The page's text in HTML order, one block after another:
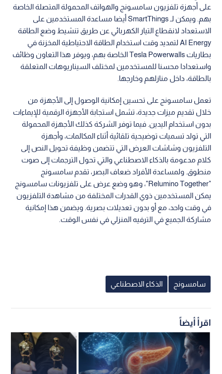
على أجهزة تلفزيون سامسونج والهواتف المحمولة المتصلة الخاصة
بهم. ويمكن لـ SmartThings أيضا مساعدة المستخدمين على
الاستعداد لانقطاع التيار الكهربائي عن طريق تنشيط وضع الطاقة
AI Energy لتمديد وقت استخدام الطاقة الاحتياطية المخزنة في
بطاريات Tesla Powerwalls الخاصة بهم، ويوفر هذا التعاون وظائف
واستعدادا محسنا للمستخدمين لمختلف السيناريوهات المتعلقة
بالطاقة، داخل منازلهم وخارجها.
تعمل سامسونج على تحسين إمكانية الوصول إلى الأجهزة من
خلال تقديم ميزات جديدة، تشمل استجابة الأجهزة الرقمية للإيماءات
بدون استخدام اليدين. فيما توفر الشركة كذلك الأجهزة المحمولة
التي تولد تسميات توضيحية تلقائية أثناء المكالمات، وأجهزة
التلفزيون وشاشات العرض التي تتضمن وظيفة تحويل النص إلى
كلام مدعومة بالذكاء الاصطناعي والتي تحول الترجمات إلى صوت
منطوق. ولمساعدة الأفراد ضعاف البصر، تقدم سامسونج
"Relumino Together"، وهو وضع عرض على تلفزيونات سامسونج
يمكن المستخدمين ذوي القدرات المختلفة من مشاهدة التلفزيون
في وقت واحد، مع أو بدون تعديلات بصرية. ويضمن هذا إمكانية
مشاركة الجميع في الترفيه المنزلي في نفس الوقت.
سامسونج الذكاء الاصطناعي
اقرأ أيضاً